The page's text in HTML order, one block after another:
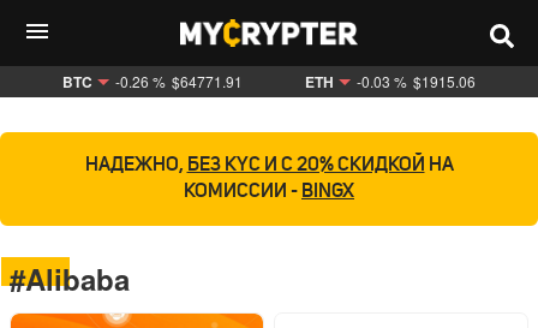
BTC -0.26 % $64771.91 ETH -0.03 % $1915.06
НАДЕЖНО, БЕЗ KYC И С 20% СКИДКОЙ НА
КОМИССИИ - BINGX
#Alibaba